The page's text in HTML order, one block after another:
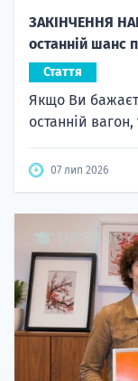
ЗАКІНЧЕННЯ
останній шанс
Стаття
Якщо Ви
останній
07 лип 2026